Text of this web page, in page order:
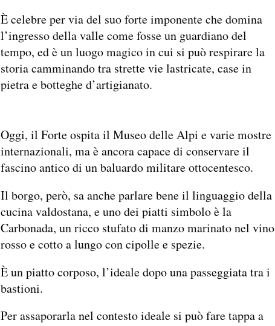
È celebre per via del suo forte imponente che domina
l’ingresso della valle come fosse un guardiano del
tempo, ed è un luogo magico in cui si può respirare la
storia camminando tra strette vie lastricate, case in
pietra e botteghe d’artigianato.
Oggi, il Forte ospita il Museo delle Alpi e varie mostre
internazionali, ma è ancora capace di conservare il
fascino antico di un baluardo militare ottocentesco.
Il borgo, però, sa anche parlare bene il linguaggio della
cucina valdostana, e uno dei piatti simbolo è la
Carbonada, un ricco stufato di manzo marinato nel vino
rosso e cotto a lungo con cipolle e spezie.
È un piatto corposo, l’ideale dopo una passeggiata tra i
bastioni.
Per assaporarla nel contesto ideale si può fare tappa a